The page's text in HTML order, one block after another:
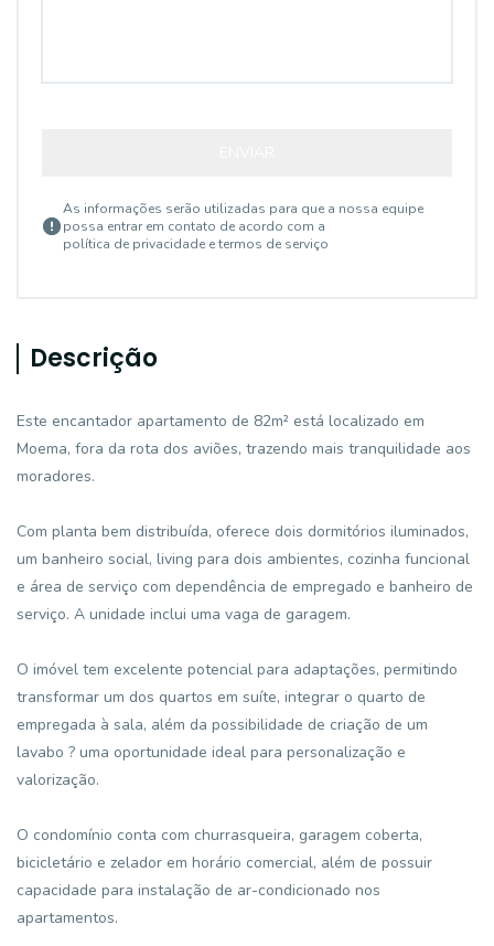
As informações serão utilizadas para que a nossa equipe
possa entrar em contato de acordo com a
política de privacidade e termos de serviço
Descrição
Este encantador apartamento de 82m² está localizado em
Moema, fora da rota dos aviões, trazendo mais tranquilidade aos
moradores.
Com planta bem distribuída, oferece dois dormitórios iluminados,
um banheiro social, living para dois ambientes, cozinha funcional
e área de serviço com dependência de empregado e banheiro de
serviço. A unidade inclui uma vaga de garagem.
O imóvel tem excelente potencial para adaptações, permitindo
transformar um dos quartos em suíte, integrar o quarto de
empregada à sala, além da possibilidade de criação de um
lavabo ? uma oportunidade ideal para personalização e
valorização.
O condomínio conta com churrasqueira, garagem coberta,
bicicletário e zelador em horário comercial, além de possuir
capacidade para instalação de ar-condicionado nos
apartamentos.